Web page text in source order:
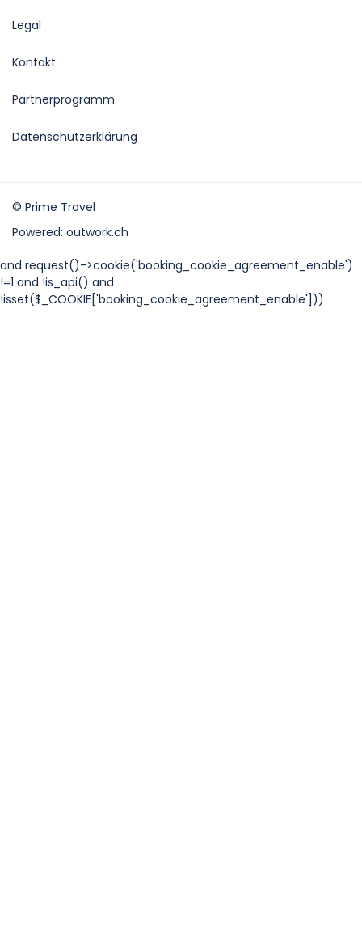
Legal
Kontakt
Partnerprogramm
Datenschutzerklärung
© Prime Travel
Powered: outwork.ch
and request()->cookie('booking_cookie_agreement_enable')
!=1 and !is_api() and
!isset($_COOKIE['booking_cookie_agreement_enable']))